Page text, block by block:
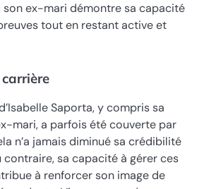
son ex-mari démontre sa capacité
tout en restant active et
Saporta, y compris sa
mari, a parfois été couverte par
n’a jamais diminué sa crédibilité
contraire, sa capacité à gérer ces
à renforcer son image de